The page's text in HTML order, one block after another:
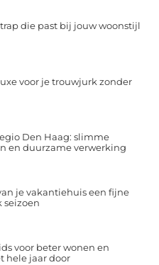
die past bij jouw woonstijl
voor je trouwjurk zonder
Den Haag: slimme
en duurzame verwerking
je vakantiehuis een fijne
seizoen
voor beter wonen en
hele jaar door